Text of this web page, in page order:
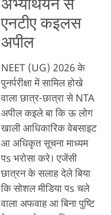
अभ्यर्थियन से
एनटीए कइलस
अपील
NEET (UG) 2026 के
पुनर्परीक्षा में सामिल होखे
वाला छात्र-छात्रा से NTA
अपील कइले बा कि ऊ लोग
खाली आधिकारिक वेबसाइट
आ अधिकृत सूचना माध्यम
पs भरोसा करे। एजेंसी
छात्रन के सलाह देले बिया
कि सोशल मीडिया पs चले
वाला अफवाह आ बिना पुष्टि